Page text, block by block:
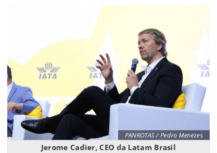
PANROTAS / Pedro Menezes
Jerome Cadier, CEO da Latam Brasil